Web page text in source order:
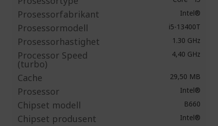
Prosessorfabrikant Intel®
Prosessormodell i5-13400T
Prosessorhastighet 1.30 GHz
Processor Speed
(turbo)
4,40 GHz
Cache 29,50 MB
Prosessor Intel®
Chipset modell B660
Chipset produsent Intel®